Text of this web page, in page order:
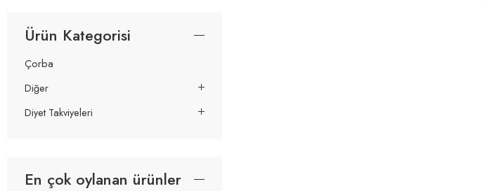
Ürün Kategorisi
Çorba
Diğer
Diyet Takviyeleri
En çok oylanan ürünler